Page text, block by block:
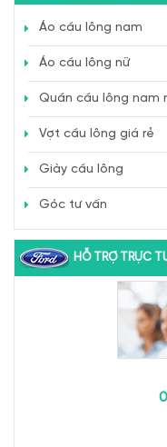
Áo cầu lông nam
Áo cầu lông nữ
Quần cầu lông nam
Vợt cầu lông giá rẻ
Giày cầu lông
Góc tư vấn
HỖ TRỢ TRỰC